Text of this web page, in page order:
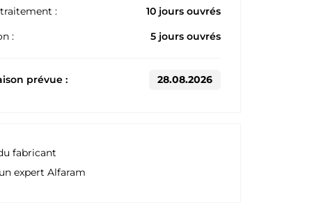
: 10 jours ouvrés
: 5 jours ouvrés
prévue : 28.08.2026
fabricant
expert Alfaram